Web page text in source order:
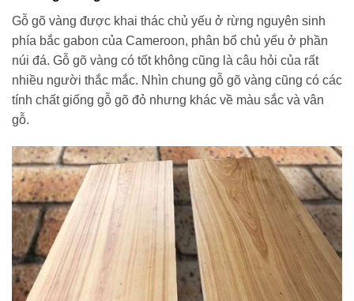
Gỗ gõ vàng được khai thác chủ yếu ở rừng nguyên sinh
phía bắc gabon của Cameroon, phân bổ chủ yếu ở phần
núi đá. Gỗ gõ vàng có tốt không cũng là câu hỏi của rất
nhiều người thắc mắc. Nhìn chung gỗ gõ vàng cũng có các
tính chất giống gỗ gõ đỏ nhưng khác về màu sắc và vân
gỗ.